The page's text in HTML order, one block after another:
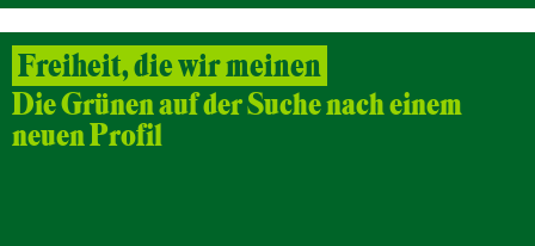
Freiheit, die wir meinen
Die Grünen auf der Suche nach einem
neuen Profil